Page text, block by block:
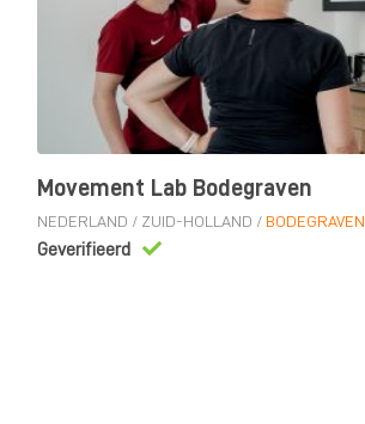
Movement Lab Bodegraven
NEDERLAND / ZUID-HOLLAND / BODEGRAVEN
Geverifieerd